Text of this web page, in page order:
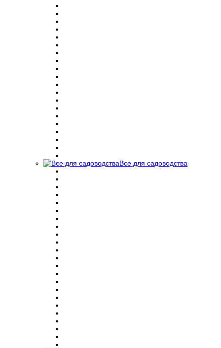
Все для садоводства